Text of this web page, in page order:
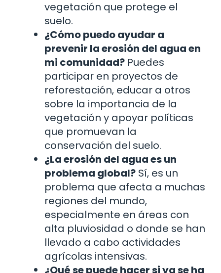
vegetación que protege el
suelo.
¿Cómo puedo ayudar a
prevenir la erosión del agua en
mi comunidad? Puedes
participar en proyectos de
reforestación, educar a otros
sobre la importancia de la
vegetación y apoyar políticas
que promuevan la
conservación del suelo.
¿La erosión del agua es un
problema global? Sí, es un
problema que afecta a muchas
regiones del mundo,
especialmente en áreas con
alta pluviosidad o donde se han
llevado a cabo actividades
agrícolas intensivas.
¿Qué se puede hacer si ya se ha